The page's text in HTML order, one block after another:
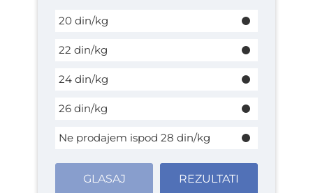
20 din/kg
22 din/kg
24 din/kg
26 din/kg
Ne prodajem ispod 28 din/kg
GLASAJ REZULTATI